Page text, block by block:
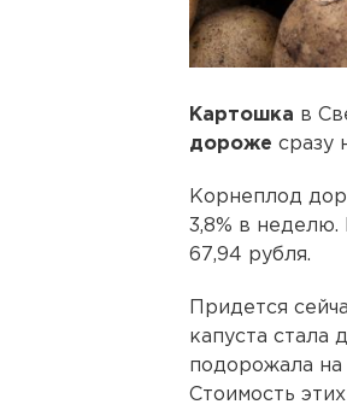
Картошка в
дороже сразу
Корнеплод
3,8% в неделю.
67,94 рубля.
Придется
капуста стала
подорожала на
Стоимость